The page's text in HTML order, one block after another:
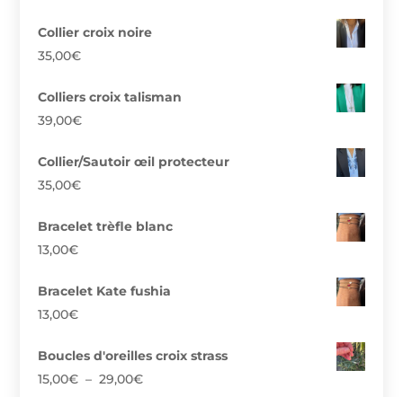
Collier croix noire
35,00€
Colliers croix talisman
39,00€
Collier/Sautoir œil protecteur
35,00€
Bracelet trèfle blanc
13,00€
Bracelet Kate fushia
13,00€
Boucles d'oreilles croix strass
15,00€ – 29,00€Plage